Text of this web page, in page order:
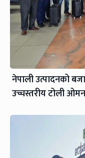
नेपाली उत्पादनको
उच्चस्तरीय टोली ओमन